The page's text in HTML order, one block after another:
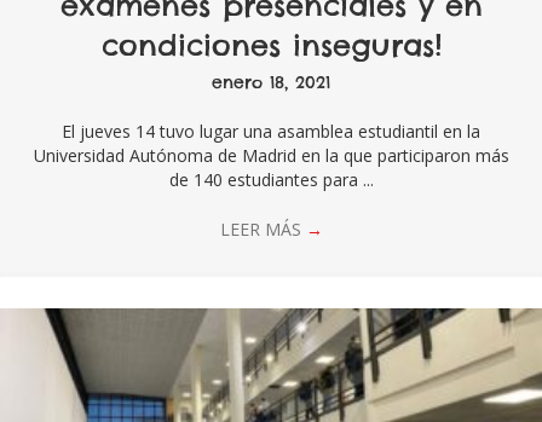
condiciones inseguras!
enero 18, 2021
El jueves 14 tuvo lugar una asamblea estudiantil en la
Universidad Autónoma de Madrid en la que participaron más
de 140 estudiantes para ...
LEER MÁS →